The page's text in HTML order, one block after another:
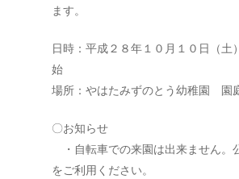
ます。
日時：平成２８年１０月１０日（土
始
場所：やはたみずのとう幼稚園 園
〇お知らせ
・自転車での来園は出来ません。
をご利用ください。